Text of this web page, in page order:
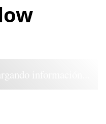
información...